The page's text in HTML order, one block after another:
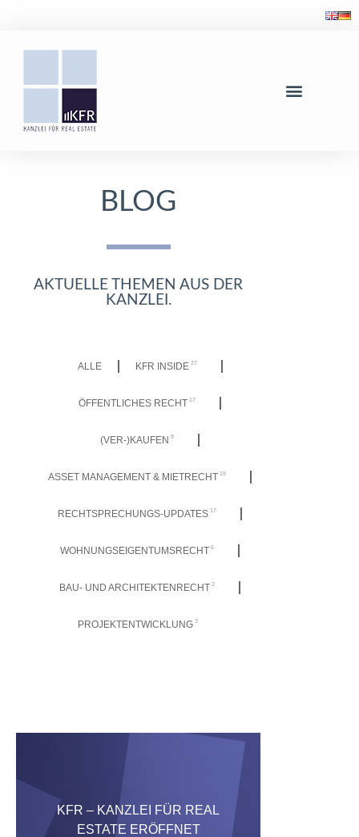
BLOG
AKTUELLE THEMEN AUS DER
KANZLEI.
ALLE KFR INSIDE 27
ÖFFENTLICHES RECHT 17
(VER-)KAUFEN 8
ASSET MANAGEMENT & MIETRECHT 19
RECHTSPRECHUNGS-UPDATES 17
WOHNUNGSEIGENTUMSRECHT 6
BAU- UND ARCHITEKTENRECHT 2
PROJEKTENTWICKLUNG 3
KFR – KANZLEI FÜR REAL
ESTATE ERÖFFNET